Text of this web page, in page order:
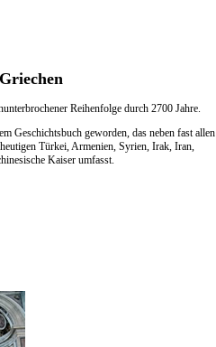
Reihenfolge durch 2700 Jahre.
Geschichtsbuch geworden, das neben fast allen
Türkei, Armenien, Syrien, Irak, Iran,
Kaiser umfasst.